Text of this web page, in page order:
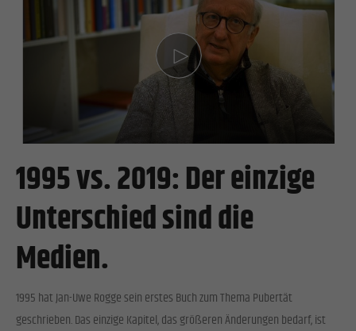
1995 vs. 2019: Der einzige
Unterschied sind die
Medien.
1995 hat Jan-Uwe Rogge sein erstes Buch zum Thema Pubertät
geschrieben. Das einzige Kapitel, das größeren Änderungen bedarf, ist
Wir verwenden Cookies und andere Technologien auf unserer Website. Einige von
ihnen sind essenziell, während andere uns helfen, diese Website und Ihre Erfahrung
zu verbessern. Personenbezogene Daten können verarbeitet werden (z. B. IP-
Adressen), z. B. für personalisierte Anzeigen und Inhalte oder Anzeigen- und
Weitere Informationen über die Verwendung Ihrer Daten finden Sie
Datenschutzerklärung
Hier finden Sie eine Übersicht über alle verwendeten Cookies. Sie können Ihre
Einwilligung zu ganzen Kategorien geben oder sich weitere Informationen anzeigen
lassen und so nur bestimmte Cookies auswählen.
Alle akzeptieren
Speichern
Zurück
Essenziell (1)
der Website erforderlich.
Cookie-Informationen anzeigen